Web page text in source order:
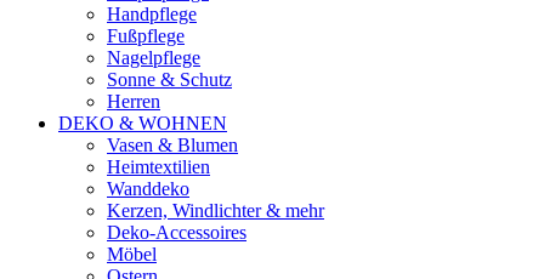
Handpflege
Fußpflege
Nagelpflege
Sonne & Schutz
Herren
DEKO & WOHNEN
Vasen & Blumen
Heimtextilien
Wanddeko
Kerzen, Windlichter & mehr
Deko-Accessoires
Möbel